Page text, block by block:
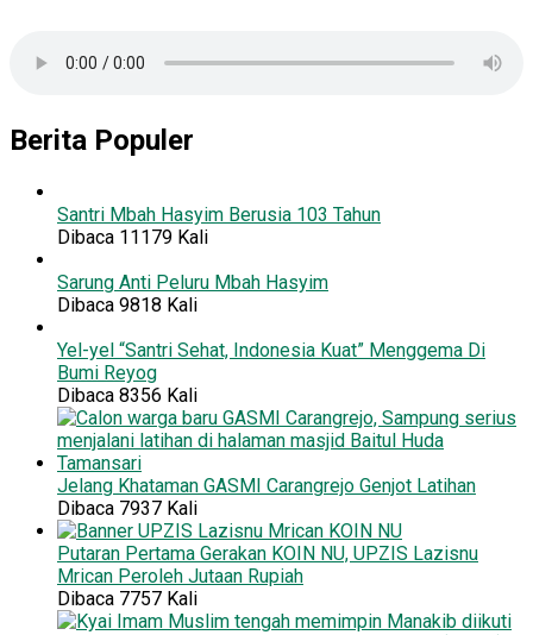
Berita Populer
Santri Mbah Hasyim Berusia 103 Tahun
Dibaca 11179 Kali
Sarung Anti Peluru Mbah Hasyim
Dibaca 9818 Kali
Yel-yel “Santri Sehat, Indonesia Kuat” Menggema Di
Bumi Reyog
Dibaca 8356 Kali
Jelang Khataman GASMI Carangrejo Genjot Latihan
Dibaca 7937 Kali
Putaran Pertama Gerakan KOIN NU, UPZIS Lazisnu
Mrican Peroleh Jutaan Rupiah
Dibaca 7757 Kali